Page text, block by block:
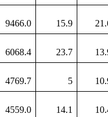
9466.0 15.9
6068.4 23.7
4769.7 5
4559.0 14.1